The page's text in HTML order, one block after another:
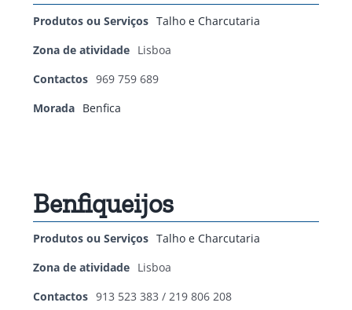
Produtos ou Serviços Talho e Charcutaria
Zona de atividade Lisboa
Contactos 969 759 689
Morada Benfica
Benfiqueijos
Produtos ou Serviços Talho e Charcutaria
Zona de atividade Lisboa
Contactos 913 523 383 / 219 806 208